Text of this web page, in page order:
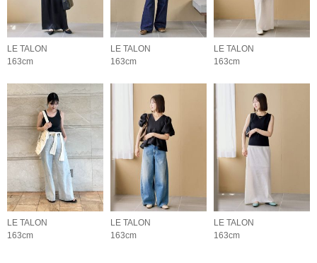
LE TALON
163cm
LE TALON
163cm
LE TALON
163cm
LE TALON
163cm
LE TALON
163cm
LE TALON
163cm